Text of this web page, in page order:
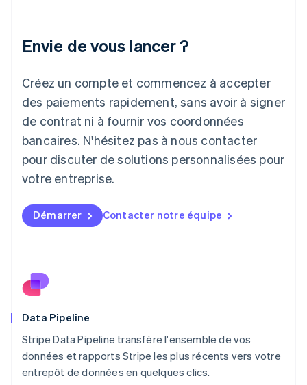
Envie de vous lancer ?
Créez un compte et commencez à accepter
des paiements rapidement, sans avoir à signer
de contrat ni à fournir vos coordonnées
bancaires. N'hésitez pas à nous contacter
pour discuter de solutions personnalisées pour
votre entreprise.
Démarrer Contacter notre équipe
Data Pipeline
Stripe Data Pipeline transfère l'ensemble de vos
données et rapports Stripe les plus récents vers votre
entrepôt de données en quelques clics.
Japon
Lettonie
English
Liechtenstein
DeutschEnglish
Lituanie
Luxembourg
FrançaisDeutschEnglish
English简体中文
Malte
Norvège
English
English
Nederlands English
Pologne
English